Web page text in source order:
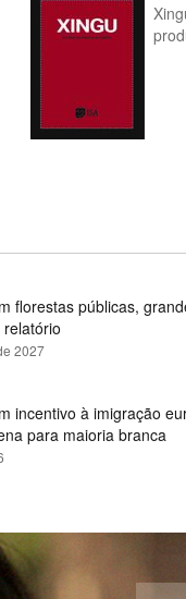
florestas públicas,
2027
incentivo à imigração
para maioria branca